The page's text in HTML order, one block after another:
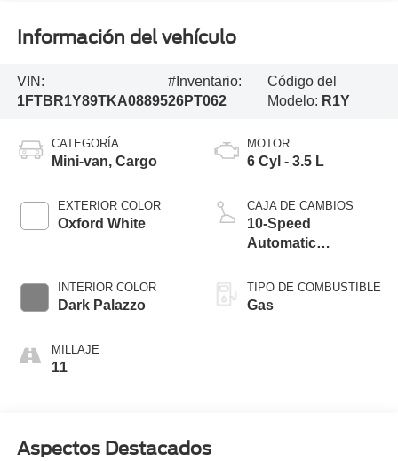
Información del vehículo
VIN:
1FTBR1Y89TKA08895
#Inventario:
26PT062
Código del
Modelo: R1Y
CATEGORÍA
Mini-van, Cargo
EXTERIOR COLOR
Oxford White
INTERIOR COLOR
Dark Palazzo
MILLAJE
11
MOTOR
6 Cyl - 3.5 L
CAJA DE CAMBIOS
10-Speed
Automatic
SelectShift®
Transmission
TIPO DE COMBUSTIBLE
Gas
Aspectos Destacados